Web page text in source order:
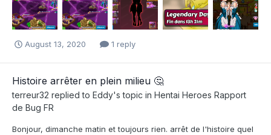
August 13, 2020 1 reply
Histoire arrêter en plein milieu 🤔
terreur32 replied to Eddy's topic in Hentai Heroes Rapport
de Bug FR
Bonjour, dimanche matin et toujours rien. arrêt de l'histoire quel